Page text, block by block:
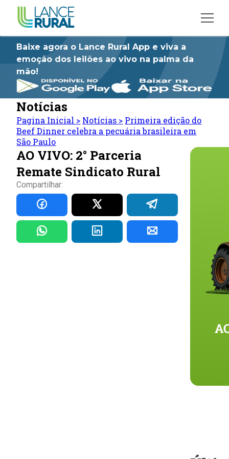
Baixe agora o Lance Rural App e viva a
emoção dos leilões ao vivo na palma da
mão!
Notícias
Pagina Inicial > Notícias > Primeira edição do
Beef Dinner celebra a pecuária brasileira em
São Paulo
AO VIVO: 2° Parceria
Remate Sindicato Rural
Compartilhar: